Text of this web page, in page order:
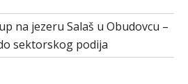
na jezeru Salaš u Obudovcu –
sektorskog podija